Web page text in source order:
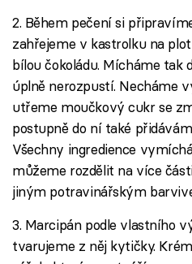
2. Během pečení si
zahřejeme v kastrolku na
bílou čokoládu. Mícháme tak
úplně nerozpustí. Necháme
utřeme moučkový cukr se
postupně do ní také
Všechny ingredience
můžeme rozdělit na více
jiným potravinářským
3. Marcipán podle vlastního
tvarujeme z něj kytičky.